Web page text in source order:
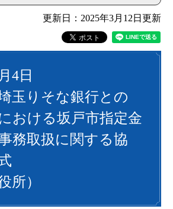
更新日：2025年3月12日更新
4日
玉りそな銀行との
おける坂戸市指定金
務取扱に関する協
所）